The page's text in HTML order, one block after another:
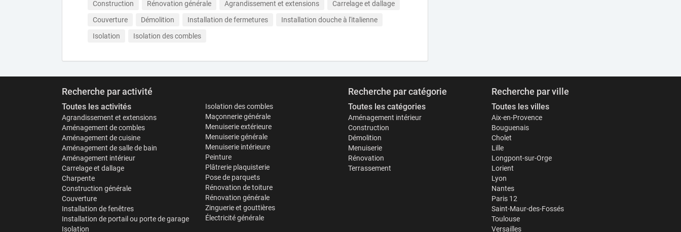
Construction Rénovation générale Agrandissement et extensions
Carrelage et dallage
Couverture
Démolition Installation de fermetures
Installation douche à l'italienne
Isolation
Isolation des combles
Recherche par activité
Toutes les activités
Agrandissement et extensions
Aménagement de combles
Aménagement de cuisine
Aménagement de salle de bain
Aménagement intérieur
Carrelage et dallage
Charpente
Construction générale
Couverture
Installation de fenêtres
Installation de portail ou porte de garage
Isolation
Isolation des combles
Maçonnerie générale
Menuiserie extérieure
Menuiserie générale
Menuiserie intérieure
Peinture
Plâtrerie plaquisterie
Pose de parquets
Rénovation de toiture
Rénovation générale
Zinguerie et gouttières
Électricité générale
Recherche par catégorie
Toutes les catégories
Aménagement intérieur
Construction
Démolition
Menuiserie
Rénovation
Terrassement
Recherche par ville
Toutes les villes
Aix-en-Provence
Bouguenais
Cholet
Lille
Longpont-sur-Orge
Lorient
Lyon
Nantes
Paris 12
Saint-Maur-des-Fossés
Toulouse
Versailles